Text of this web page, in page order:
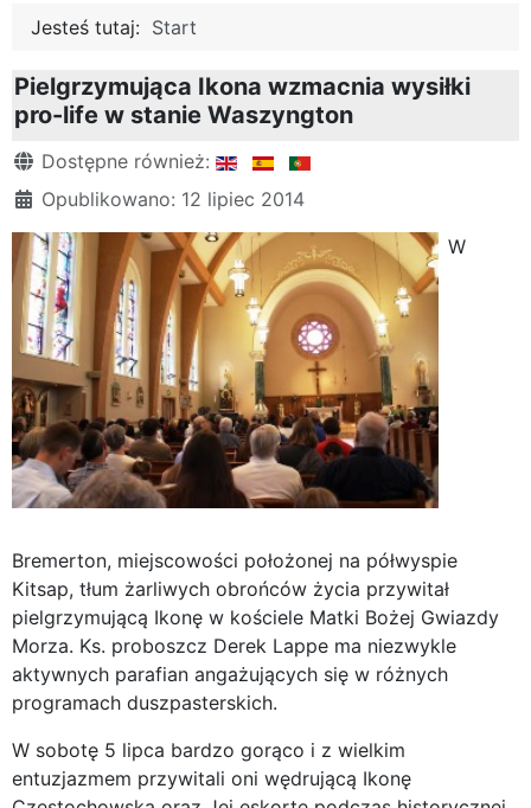
Jesteś tutaj: Start
Pielgrzymująca Ikona wzmacnia wysiłki
pro-life w stanie Waszyngton
Szczegóły
Dostępne również:
Opublikowano: 12 lipiec 2014
W
Bremerton, miejscowości położonej na półwyspie
Kitsap, tłum żarliwych obrońców życia przywitał
pielgrzymującą Ikonę w kościele Matki Bożej Gwiazdy
Morza. Ks. proboszcz Derek Lappe ma niezwykle
aktywnych parafian angażujących się w różnych
programach duszpasterskich.
W sobotę 5 lipca bardzo gorąco i z wielkim
entuzjazmem przywitali oni wędrującą Ikonę